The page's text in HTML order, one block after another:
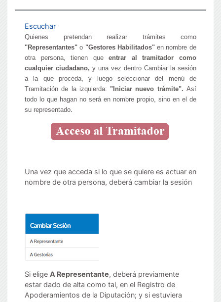
Escuchar
Quienes pretendan realizar trámites como
"Representantes"o "Gestores Habilitados"en nombre de
otra persona, tienen queentrar al tramitador como
cualquier ciudadano, y una vez dentro Cambiar la sesión
a la que proceda,
y luego seleccionar del menú de
Tramitación de la izquierda: "Iniciar nuevo trámite".Así
todo lo que hagan no será en nombre propio, sino en el de
su representado.
Una vez que acceda si lo que se quiere es actuar en
nombre de otra persona, deberá cambiar la sesión
Si elige A Representante, deberá previamente
estar dado de alta como tal, en el Registro de
Apoderamientos de la Diputación; y si estuviera